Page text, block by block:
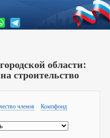
области:
строительство
членов Компфонд